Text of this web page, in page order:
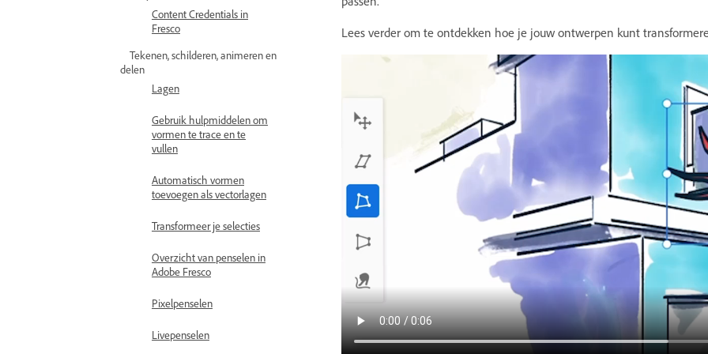
Content Credentials in
Fresco
Tekenen, schilderen, animeren en
delen
Lagen
Gebruik hulpmiddelen om
vormen te trace en te
vullen
Automatisch vormen
toevoegen als vectorlagen
Transformeer je selecties
Overzicht van penselen in
Adobe Fresco
Pixelpenselen
Livepenselen
Lees verder om te ontdekken hoe je jouw ontwerpen kunt